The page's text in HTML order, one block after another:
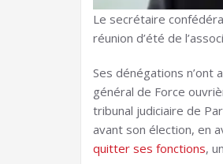
Le secrétaire
réunion d’été de
Ses dénégations n’ont
général de Force
tribunal judiciaire de
avant son élection, en
quitter ses fonctions,